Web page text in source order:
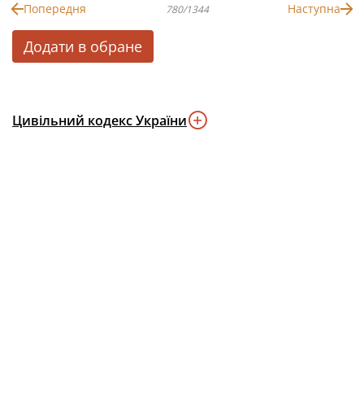
Попередня 780/1344 Наступна
Додати в обране
Цивільний кодекс України